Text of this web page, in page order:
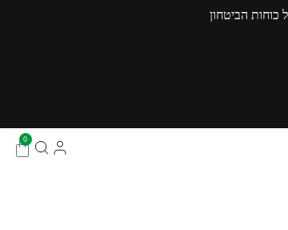
הביטחון
0